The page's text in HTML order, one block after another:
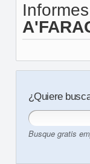
¿Quiere
Busque gratis